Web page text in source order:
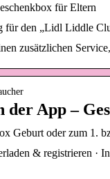
für Eltern
den „Lidl Liddle
zusätzlichen
App –
Geburt oder zum 1.
& registrieren ·